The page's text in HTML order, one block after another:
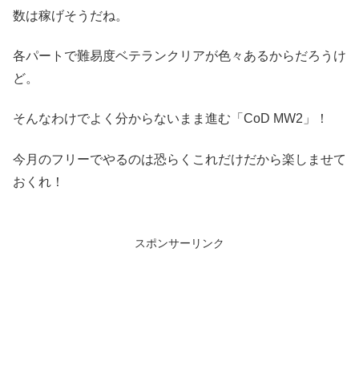
数は稼げそうだね。
各パートで難易度ベテランクリアが色々あるからだろうけ
ど。
そんなわけでよく分からないまま進む「CoD MW2」！
今月のフリーでやるのは恐らくこれだけだから楽しませて
おくれ！
スポンサーリンク